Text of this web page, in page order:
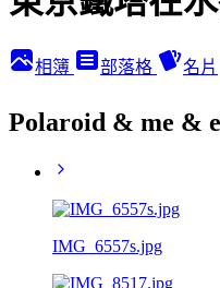
相簿 部落格 名片
Polaroid & me &
IMG_6557s.jpg